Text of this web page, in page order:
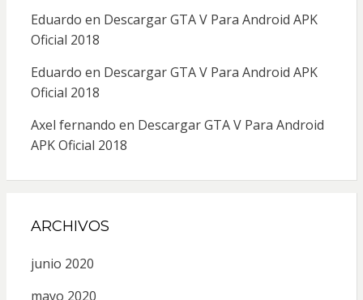
Eduardo en Descargar GTA V Para Android APK
Oficial 2018
Eduardo en Descargar GTA V Para Android APK
Oficial 2018
Axel fernando en Descargar GTA V Para Android
APK Oficial 2018
ARCHIVOS
junio 2020
mayo 2020